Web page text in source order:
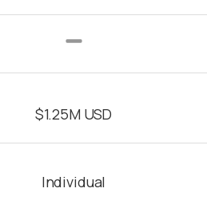
$1.25M USD
Individual